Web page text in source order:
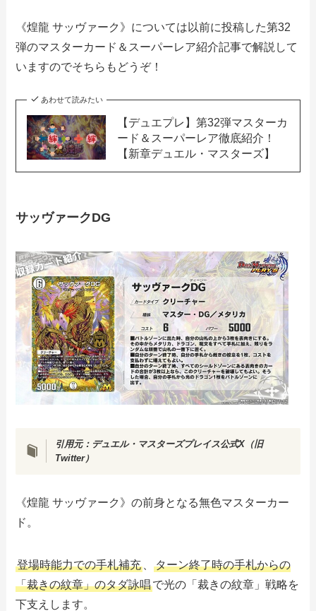
《煌龍 サッヴァーク》については以前に投稿した第32
弾のマスターカード＆スーパーレア紹介記事で解説して
いますのでそちらもどうぞ！
あわせて読みたい
【デュエプレ】第32弾マスターカ
ード＆スーパーレア徹底紹介！
【新章デュエル・マスターズ】
サッヴァークDG
引用元： デュエル・マスターズプレイス公式X（旧
Twitter）
《煌龍 サッヴァーク》の前身となる無色マスターカー
ド。
登場時能力での手札補充 、ターン終了時の手札からの
「裁きの紋章」のタダ詠唱で光の「裁きの紋章」戦略を
下支えします。